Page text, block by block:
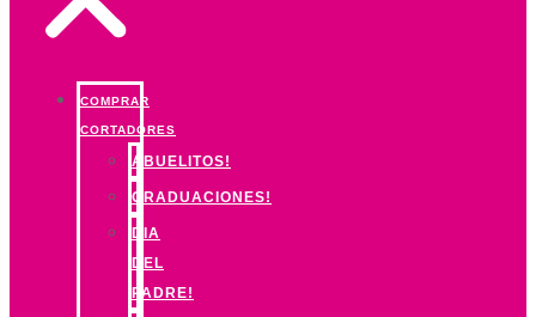
COMPRAR
CORTADORES
ABUELITOS!
GRADUACIONES!
DIA
DEL
PADRE!